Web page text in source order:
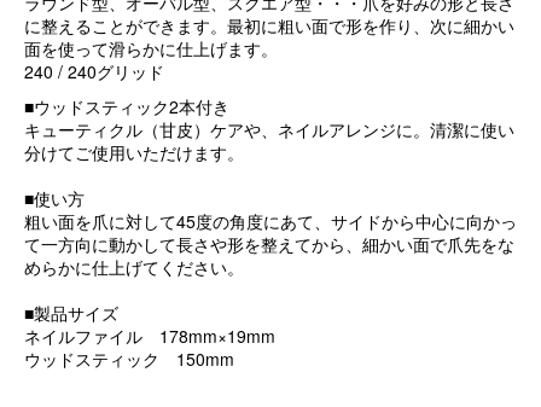
に整えることができます。最初に粗い面で形を作り、次に細かい
面を使って滑らかに仕上げます。
240 / 240グリッド
■ウッドスティック2本付き
キューティクル（甘皮）ケアや、ネイルアレンジに。清潔に使い
分けてご使用いただけます。
■使い方
粗い面を爪に対して45度の角度にあて、サイドから中心に向かっ
て一方向に動かして長さや形を整えてから、細かい面で爪先をな
めらかに仕上げてください。
■製品サイズ
ネイルファイル 178mm×19mm
ウッドスティック 150mm